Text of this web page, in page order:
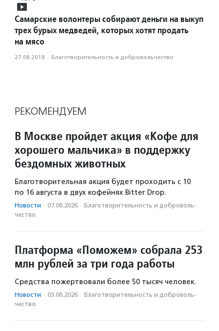
Самарские волонтеры собирают деньги на выкуп
трех бурых медведей, которых хотят продать
на мясо
27.08.2018 · Благотвори­тель­ность и доброволь­чест­во
РЕКОМЕНДУЕМ
В Москве пройдет акция «Кофе для
хорошего мальчика» в поддержку
бездомных животных
Благотворительная акция будет проходить с 10
по 16 августа в двух кофейнях Bitter Drop.
Новости · 07.08.2026 · Благотвори­тель­ность и доброволь­
чест­во
Платформа «Поможем» собрала 253
млн рублей за три года работы
Средства пожертвовали более 50 тысяч человек.
Новости · 03.08.2026 · Благотвори­тель­ность и доброволь­
чест­во